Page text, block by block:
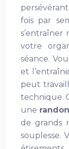
fois par
votre
séance.
et
peut
technique.
une
de grands
souplesse.